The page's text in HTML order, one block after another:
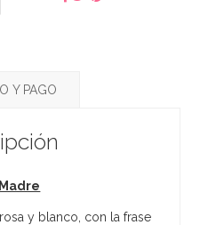
Y PAGO
y blanco, con la frase